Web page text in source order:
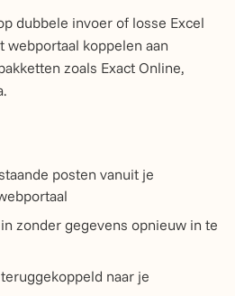
dubbele invoer of losse Excel
webportaal koppelen aan
zoals Exact Online,
posten vanuit je
zonder gegevens opnieuw in te
naar je